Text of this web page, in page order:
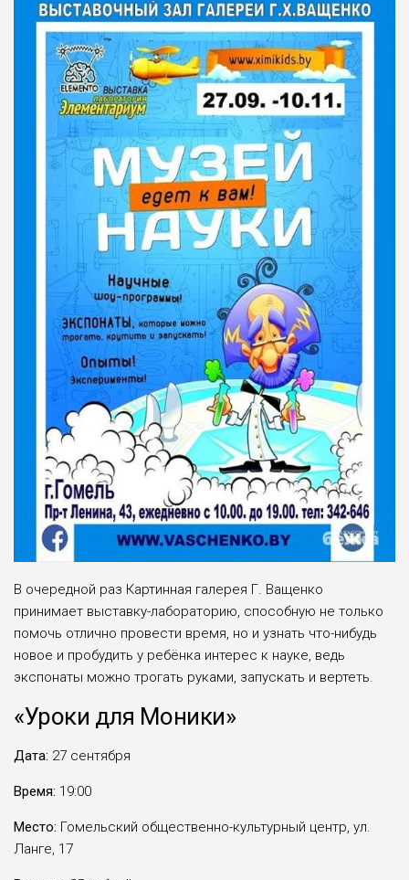
В очередной раз Картинная галерея Г. Ващенко
принимает выставку-лабораторию, способную не только
помочь отлично провести время, но и узнать что-нибудь
новое и пробудить у ребёнка интерес к науке, ведь
экспонаты можно трогать руками, запускать и вертеть.
«Уроки для Моники»
Дата: 27 сентября
Время: 19:00
Место: Гомельский общественно-культурный центр, ул.
Ланге, 17